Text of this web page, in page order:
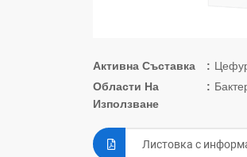
Активна Съставка
Области На
Използване
Листовка с